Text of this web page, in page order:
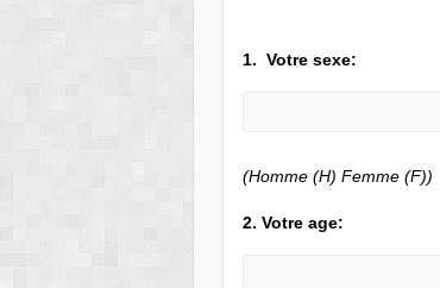
1. Votre sexe:
(Homme (H) Femme (F))
2. Votre age: